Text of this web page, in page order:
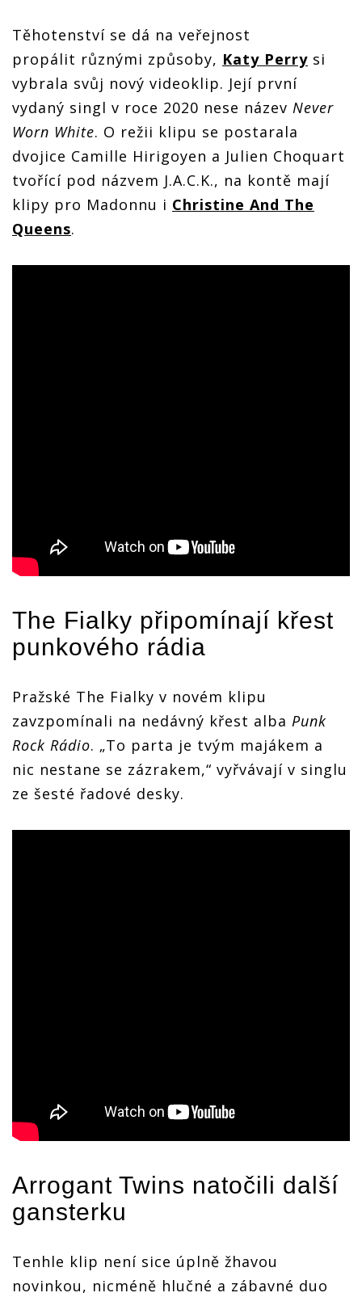
Těhotenství se dá na veřejnost
propálit různými způsoby, Katy Perry si
vybrala svůj nový videoklip. Její první
vydaný singl v roce 2020 nese název Never
Worn White. O režii klipu se postarala
dvojice Camille Hirigoyen a Julien Choquart
tvořící pod názvem J.A.C.K., na kontě mají
klipy pro Madonnu i Christine And The
Queens.
The Fialky připomínají křest
punkového rádia
Pražské The Fialky v novém klipu
zavzpomínali na nedávný křest alba Punk
Rock Rádio. „To parta je tvým majákem a
nic nestane se zázrakem,“ vyřvávají v singlu
ze šesté řadové desky.
Arrogant Twins natočili další
gansterku
Tenhle klip není sice úplně žhavou
novinkou, nicméně hlučné a zábavné duo